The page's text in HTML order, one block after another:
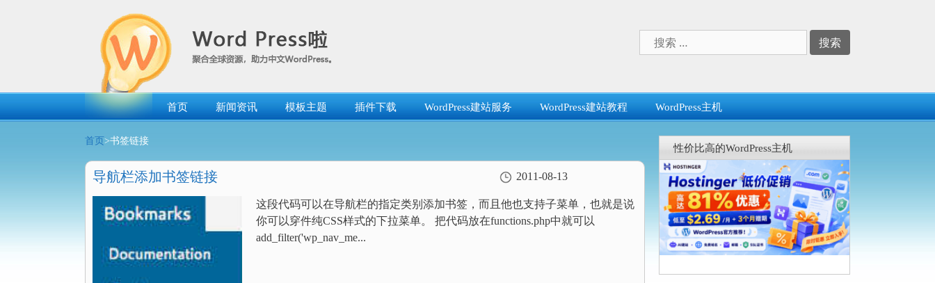
索：
首页 新闻资讯 模板主题 插件下载 WordPress建站服务 WordPress建站教程 WordPress主机
首页 >书签链接
导航栏添加书签链接 2011-08-13
这段代码可以在导航栏的指定类别添加书签，而且他也支持子菜单，也就是说
你可以穿件纯CSS样式的下拉菜单。 把代码放在functions.php中就可以
add_filter('wp_nav_me...
性价比高的WordPress主机